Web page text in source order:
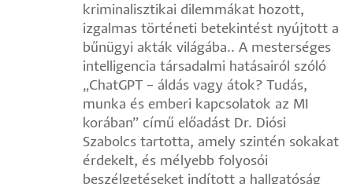
kriminalisztikai dilemmákat hozott,
izgalmas történeti betekintést nyújtott a
bűnügyi akták világába.. A mesterséges
intelligencia társadalmi hatásairól szóló
„ChatGPT – áldás vagy átok? Tudás,
munka és emberi kapcsolatok az MI
korában” című előadást Dr. Diósi
Szabolcs tartotta, amely szintén sokakat
érdekelt, és mélyebb folyosói
beszélgetéseket indított a hallgatóság